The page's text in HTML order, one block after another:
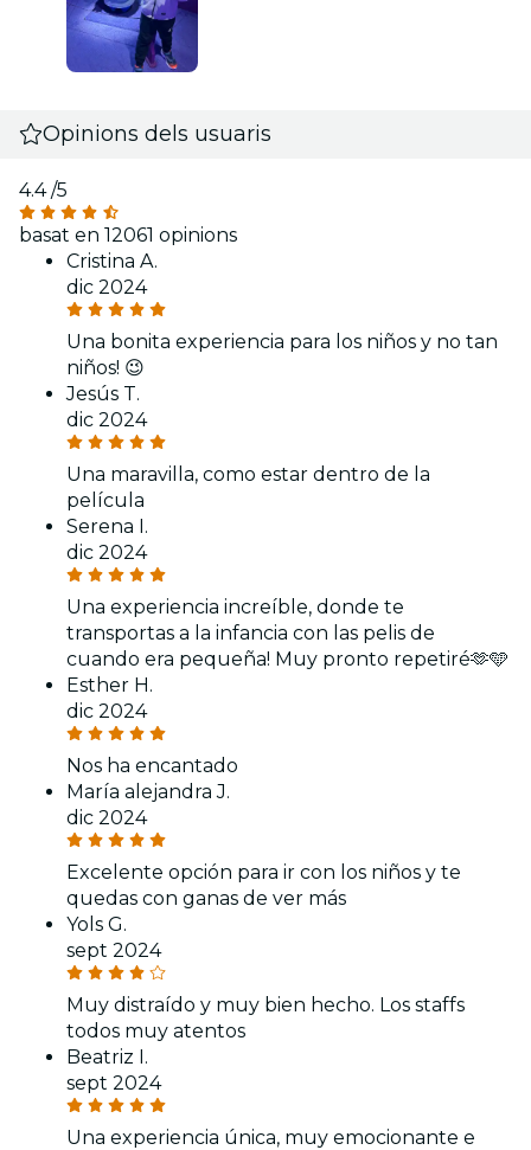
Opinions dels usuaris
4.4/5
basat en 12061 opinions
Cristina A.
dic 2024
Una bonita experiencia para los niños y no tan
niños! 😉
Jesús T.
dic 2024
Una maravilla, como estar dentro de la
película
Serena I.
dic 2024
Una experiencia increíble, donde te
transportas a la infancia con las pelis de
cuando era pequeña! Muy pronto repetiré🫶🩵
Esther H.
dic 2024
Nos ha encantado
María alejandra J.
dic 2024
Excelente opción para ir con los niños y te
quedas con ganas de ver más
Yols G.
sept 2024
Muy distraído y muy bien hecho. Los staffs
todos muy atentos
Beatriz I.
sept 2024
Una experiencia única, muy emocionante e